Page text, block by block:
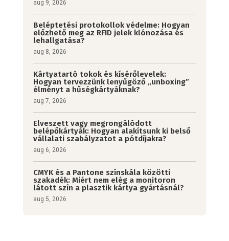
aug 9, 2026
Beléptetési protokollok védelme: Hogyan
előzhető meg az RFID jelek klónozása és
lehallgatása?
aug 8, 2026
Kártyatartó tokok és kísérőlevelek:
Hogyan tervezzünk lenyűgöző „unboxing”
élményt a hűségkártyáknak?
aug 7, 2026
Elveszett vagy megrongálódott
belépőkártyák: Hogyan alakítsunk ki belső
vállalati szabályzatot a pótdíjakra?
aug 6, 2026
CMYK és a Pantone színskála közötti
szakadék: Miért nem elég a monitoron
látott szín a plasztik kártya gyártásnál?
aug 5, 2026